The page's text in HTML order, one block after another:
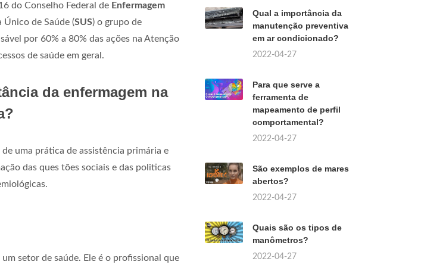
do Conselho Federal de Enfermagem
Único de Saúde (SUS) o grupo de
por 60% a 80% das ações na Atenção
de saúde em geral.
da enfermagem na
uma prática de assistência primária e
das ques tões sociais e das politicas
setor de saúde. Ele é o profissional que
Qual a importância da
manutenção preventiva
em ar condicionado?
2022-04-27
Para que serve a
ferramenta de
mapeamento de perfil
comportamental?
2022-04-27
São exemplos de mares
abertos?
2022-04-27
Quais são os tipos de
manômetros?
2022-04-27